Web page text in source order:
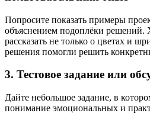
Попросите показать примеры
объяснением подоплёки
рассказать не только о цветах и
решения помогли решить
3. Тестовое задание или
Дайте небольшое задание, в
понимание эмоциональных и